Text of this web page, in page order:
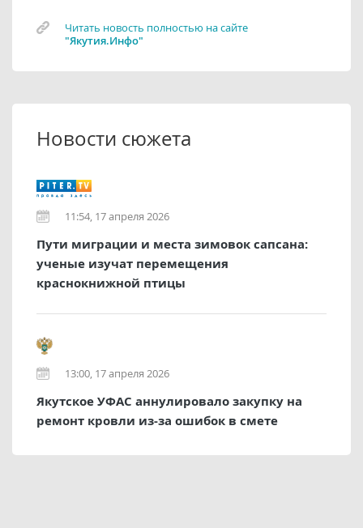
Читать новость полностью на сайте
"Якутия.Инфо"
Новости сюжета
11:54, 17 апреля 2026
Пути миграции и места зимовок сапсана:
ученые изучат перемещения
краснокнижной птицы
13:00, 17 апреля 2026
Якутское УФАС аннулировало закупку на
ремонт кровли из-за ошибок в смете